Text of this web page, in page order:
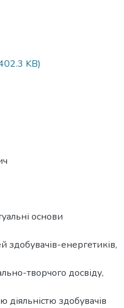
KB)
основи
здобувачів-енергетиків,
творчого досвіду,
здобувачів